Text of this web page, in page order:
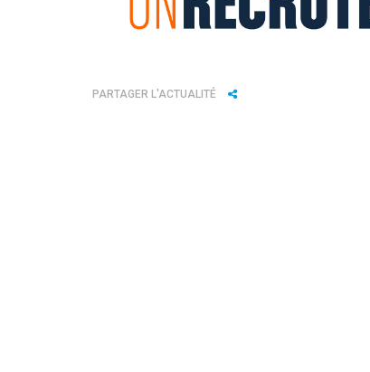
PARTAGER L'ACTUALITÉ